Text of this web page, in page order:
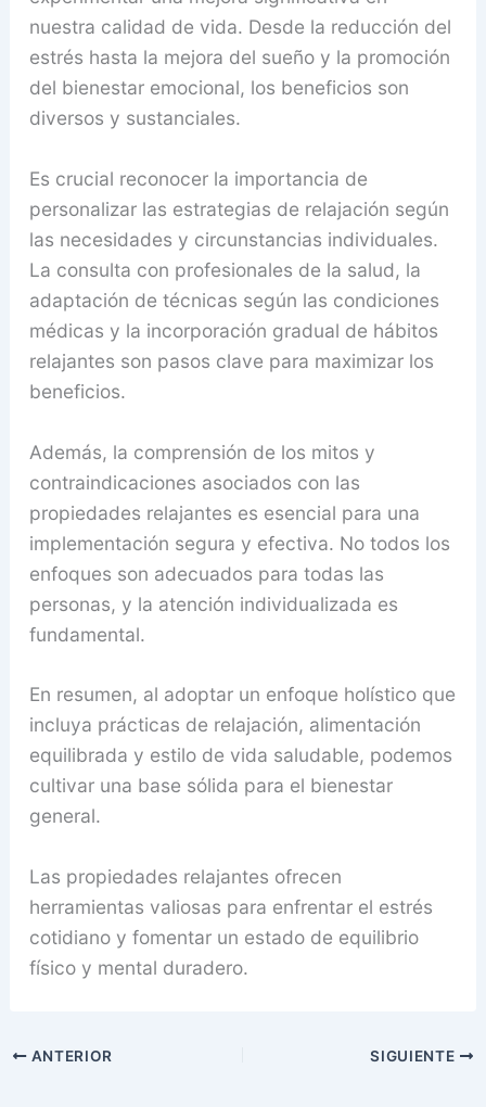
nuestra calidad de vida. Desde la reducción del
estrés hasta la mejora del sueño y la promoción
del bienestar emocional, los beneficios son
diversos y sustanciales.
Es crucial reconocer la importancia de
personalizar las estrategias de relajación según
las necesidades y circunstancias individuales.
La consulta con profesionales de la salud, la
adaptación de técnicas según las condiciones
médicas y la incorporación gradual de hábitos
relajantes son pasos clave para maximizar los
beneficios.
Además, la comprensión de los mitos y
contraindicaciones asociados con las
propiedades relajantes es esencial para una
implementación segura y efectiva. No todos los
enfoques son adecuados para todas las
personas, y la atención individualizada es
fundamental.
En resumen, al adoptar un enfoque holístico que
incluya prácticas de relajación, alimentación
equilibrada y estilo de vida saludable, podemos
cultivar una base sólida para el bienestar
general.
Las propiedades relajantes ofrecen
herramientas valiosas para enfrentar el estrés
cotidiano y fomentar un estado de equilibrio
físico y mental duradero.
ANTERIOR SIGUIENTE